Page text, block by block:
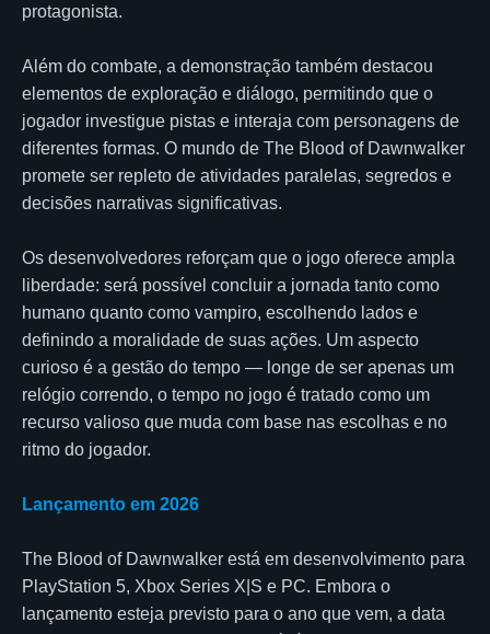
protagonista.
Além do combate, a demonstração também destacou
elementos de exploração e diálogo, permitindo que o
jogador investigue pistas e interaja com personagens de
diferentes formas. O mundo de The Blood of Dawnwalker
promete ser repleto de atividades paralelas, segredos e
decisões narrativas significativas.
Os desenvolvedores reforçam que o jogo oferece ampla
liberdade: será possível concluir a jornada tanto como
humano quanto como vampiro, escolhendo lados e
definindo a moralidade de suas ações. Um aspecto
curioso é a gestão do tempo — longe de ser apenas um
relógio correndo, o tempo no jogo é tratado como um
recurso valioso que muda com base nas escolhas e no
ritmo do jogador.
Lançamento em 2026
The Blood of Dawnwalker está em desenvolvimento para
PlayStation 5, Xbox Series X|S e PC. Embora o
lançamento esteja previsto para o ano que vem, a data